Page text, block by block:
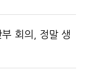
회의, 정말 생